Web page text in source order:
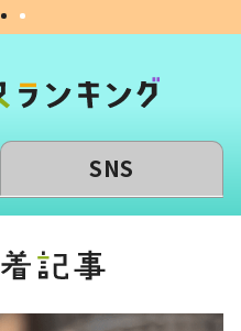
SNS